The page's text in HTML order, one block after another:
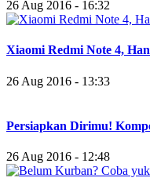
26 Aug 2016 - 16:32
Xiaomi Redmi Note 4,
26 Aug 2016 - 13:33
Persiapkan Dirimu!
26 Aug 2016 - 12:48